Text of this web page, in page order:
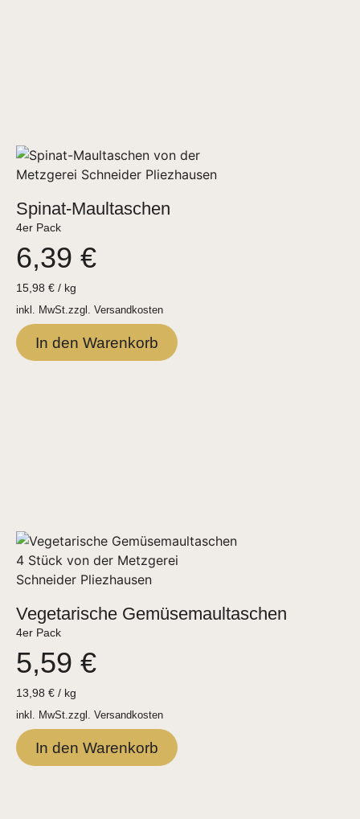
Spinat-Maultaschen
4er Pack
6,39 €
15,98 € / kg
inkl. MwSt.zzgl. Versandkosten
In den Warenkorb
Vegetarische Gemüsemaultaschen
4er Pack
5,59 €
13,98 € / kg
inkl. MwSt.zzgl. Versandkosten
In den Warenkorb